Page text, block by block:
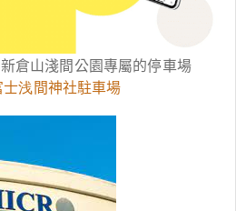
倉山淺間公園專屬的停車場
浅間神社駐車場